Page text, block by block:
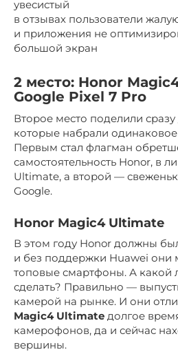
увесистый
в отзывах пользователи
и приложения не
большой экран
2 место: Honor
Google Pixel 7 Pro
Второе место поделили
которые набрали
Первым стал флагман
самостоятельность Honor, в
Ultimate, а второй —
Google.
Honor Magic4 Ultimate
В этом году Honor должны
и без поддержки Huawei они
топовые смартфоны. А какой
сделать? Правильно —
камерой на рынке. И они
Magic4 Ultimate долгое
камерофонов, да и сейчас
вершины.